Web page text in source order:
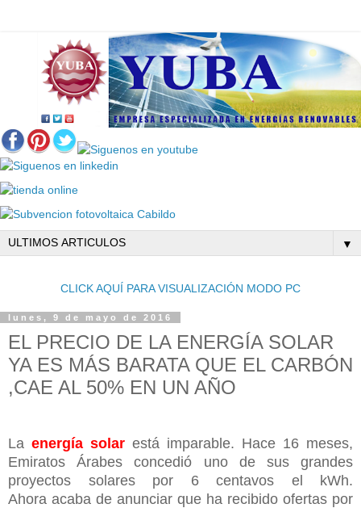
▼
CLICK AQUÍ PARA VISUALIZACIÓN MODO PC
lunes, 9 de mayo de 2016
EL PRECIO DE LA ENERGÍA SOLAR
YA ES MÁS BARATA QUE EL CARBÓN
,CAE AL 50% EN UN AÑO
La energía solar está imparable. Hace 16 meses,
Emiratos Árabes concedió uno de sus grandes
proyectos solares por 6 centavos el kWh.
Ahora acaba de anunciar que ha recibido ofertas por